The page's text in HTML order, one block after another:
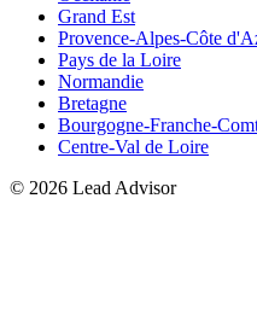
Grand Est
Provence-Alpes-Côte
Pays de la Loire
Normandie
Bretagne
Bourgogne-Franche-
Centre-Val de Loire
© 2026 Lead Advisor